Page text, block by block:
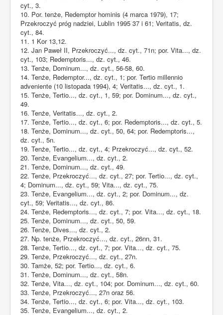
cyt., 3.
10. Por. tenże, Redemptor hominis (4 marca 1979), 17;
Przekroczyć próg nadziei, Lublin 1995 37 i 61; Veritatis, dz.
cyt., 84.
11. 1 Kor 13,12.
12. Jan Paweł II, Przekroczyć..., dz. cyt., 71n; por. Vita..., dz.
cyt., 103; Redemptoris..., dz. cyt., 46.
13. Tenże, Dominum..., dz. cyt., 56-58, 60.
14. Tenże, Redemptor..., dz. cyt., 1; por. Tertio millennio
adveniente (10 listopada 1994), 4; Veritatis..., dz. cyt., 1.
15. Tenże, Tertio..., dz. cyt., 1, 59; por. Dominum..., dz. cyt.,
49.
16. Tenże, Veritatis..., dz. cyt., 2.
17. Tenże, Tertio..., dz. cyt., 6; por. Redemptoris..., dz. cyt., 5.
18. Tenże, Dominum..., dz. cyt., 50, 64; por. Redemptoris...,
dz. cyt., 5n.
19. Tenże, Tertio..., dz. cyt., 4; Przekroczyć..., dz. cyt., 52.
20. Tenże, Evangelium..., dz. cyt., 2.
21. Tenże, Dominum..., dz. cyt., 49.
22. Tenże, Przekroczyć..., dz. cyt., 27; por. Tertio..., dz. cyt.,
4; Dominum..., dz. cyt., 59; Vita..., dz. cyt., 75.
23. Tenże, Evangelium..., dz. cyt., 2; por. Dominum..., dz.
cyt., 59; Veritatis..., dz. cyt., 86.
24. Tenże, Redemptoris..., dz. cyt., 7; por. Vita..., dz. cyt., 18.
25. Tenże, Dominum..., dz. cyt., 50, 59.
26. Tenże, Dives..., dz. cyt., 2.
27. Np. tenże, Przekroczyć..., dz. cyt., 26nn, 31.
28. Tenże, Tertio..., dz. cyt., 7; por. Vita..., dz. cyt., 75.
29. Tenże, Przekroczyć..., dz. cyt., 27n.
30. Tamże, 52; por. Tertio..., dz. cyt., 6.
31. Tenże, Dominum..., dz. cyt., 58n.
32. Tenże, Vita..., dz. cyt., 104; por. Dominum..., dz. cyt., 60.
33. Tenże, Przekroczyć..., 27n oraz 56.
34. Tenże, Tertio..., dz. cyt., 6; por. Vita..., dz. cyt., 103.
35. Tenże, Evangelium..., dz. cyt., 2.